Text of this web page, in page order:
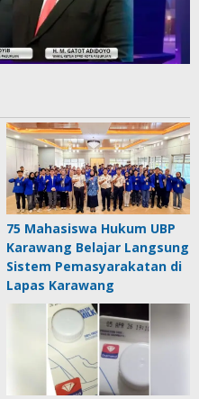
75 Mahasiswa Hukum UBP
Karawang Belajar Langsung
Sistem Pemasyarakatan di
Lapas Karawang